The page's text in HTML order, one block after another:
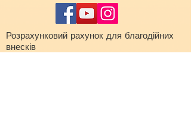
Розрахунковий рахунок для благодійних
внесків